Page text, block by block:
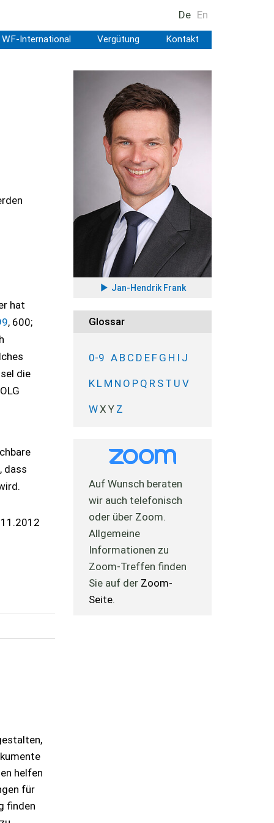
De En
WF-International Vergütung Kontakt
hat
, 600;
die
dass
helfen
für
finden
Jan-Hendrik Frank
Glossar
0-9 A B C D E F G H I J
K L M N O P Q R S T U V
WX Y Z
Auf Wunsch beraten
wir auch telefonisch
oder über Zoom.
Allgemeine
Informationen zu
Zoom-Treffen finden
Sie auf der Zoom-
Seite.